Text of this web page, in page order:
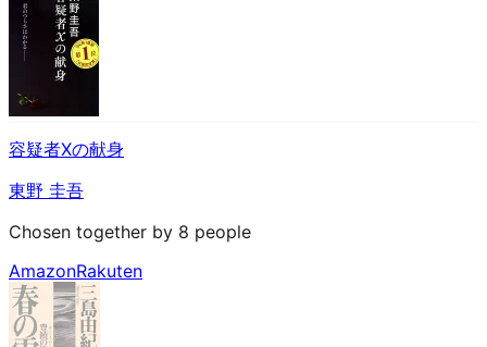
容疑者Xの献身
東野 圭吾
Chosen together by 8 people
AmazonRakuten